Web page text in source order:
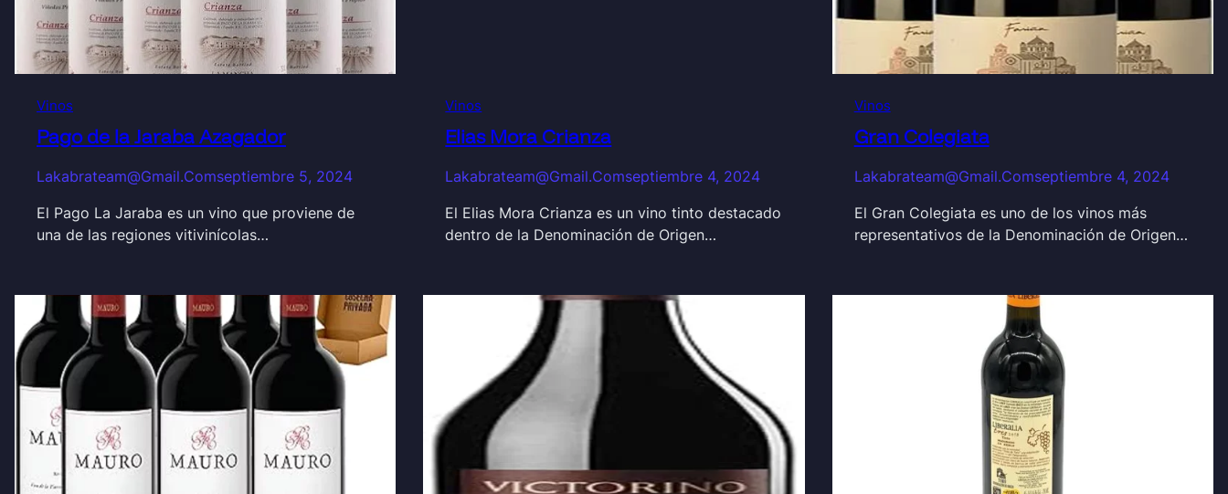
Vinos
Pago de la Jaraba Azagador
Lakabrateam@gmail.comseptiembre 5, 2024
El Pago La Jaraba es un vino que proviene de
una de las regiones vitivinícolas…
Vinos
Elias Mora Crianza
Lakabrateam@gmail.comseptiembre 4, 2024
El Elias Mora Crianza es un vino tinto destacado
dentro de la Denominación de Origen…
Vinos
Gran Colegiata
Lakabrateam@gmail.comseptiembre 4, 2024
El Gran Colegiata es uno de los vinos más
representativos de la Denominación de Origen…